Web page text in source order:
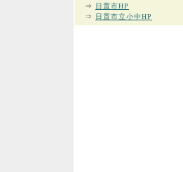
⇒ 日置市HP
⇒ 日置市立小中HP